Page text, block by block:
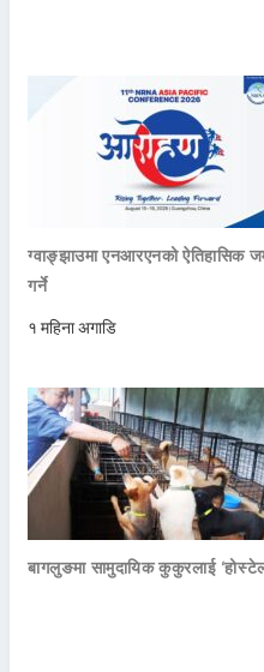
ग्वाङ्झाउमा एनआरएनको ऐतिहासिक
गर्ने
१ महिना अगाडि
बागलुङमा सामुदायिक कुकुरलाई